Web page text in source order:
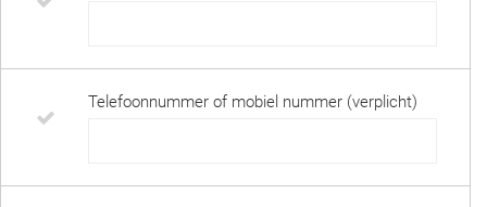
Telefoonnummer of mobiel nummer (verplicht)